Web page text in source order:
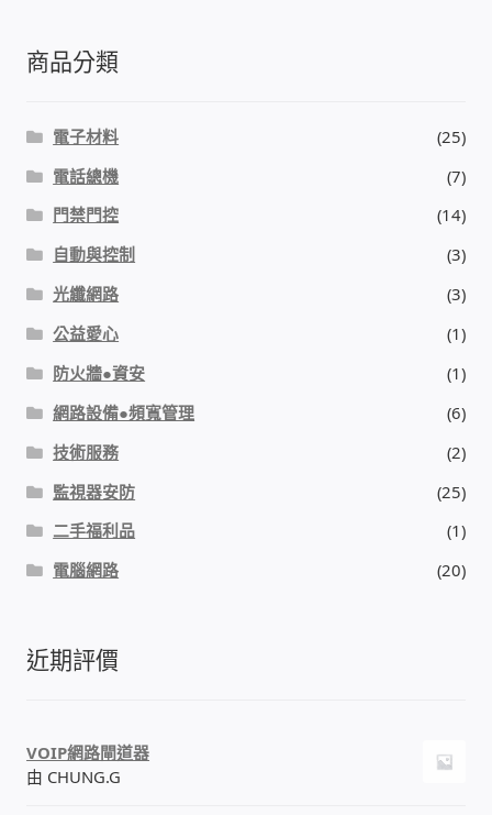
商品分類
電子材料
(25)
電話總機
(7)
門禁門控
(14)
自動與控制
(3)
光纖網路
(3)
公益愛心
(1)
防火牆●資安
(1)
網路設備●頻寬管理
(6)
技術服務
(2)
監視器安防
(25)
二手福利品
(1)
電腦網路
(20)
近期評價
VOIP網路閘道器
由 CHUNG.G